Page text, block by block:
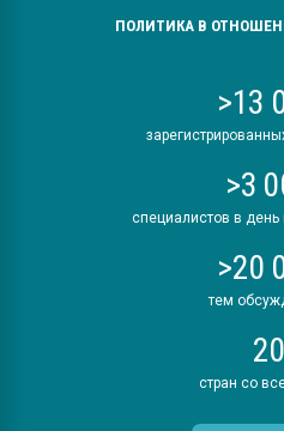
ПОЛИТИКА В
>13
>3
специалистов в
>20
тем
20
стран со